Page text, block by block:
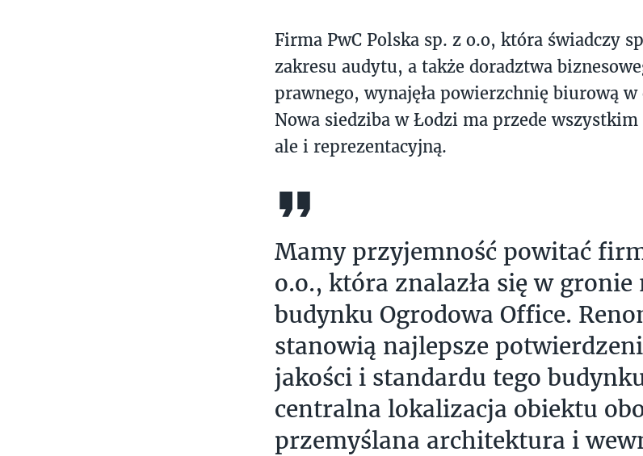
Firma PwC Polska sp. z o.o, która świadczy
zakresu audytu, a także doradztwa
prawnego, wynajęła powierzchnię biurową
Nowa siedziba w Łodzi ma przede
ale i reprezentacyjną.
Mamy przyjemność powitać
o.o., która znalazła się w
budynku Ogrodowa Office.
stanowią najlepsze
jakości i standardu tego
centralna lokalizacja obiektu
przemyślana architektura i